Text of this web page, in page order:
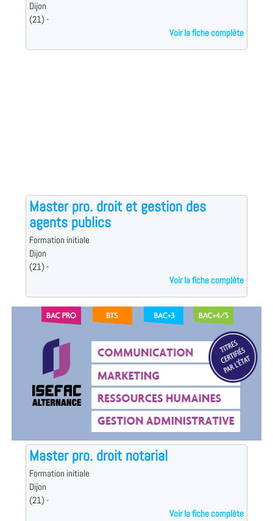
Dijon
(21) -
Voir la fiche complète
Master pro. droit et gestion des
agents publics
Formation initiale
Dijon
(21) -
Voir la fiche complète
Master pro. droit notarial
Formation initiale
Dijon
(21) -
Voir la fiche complète